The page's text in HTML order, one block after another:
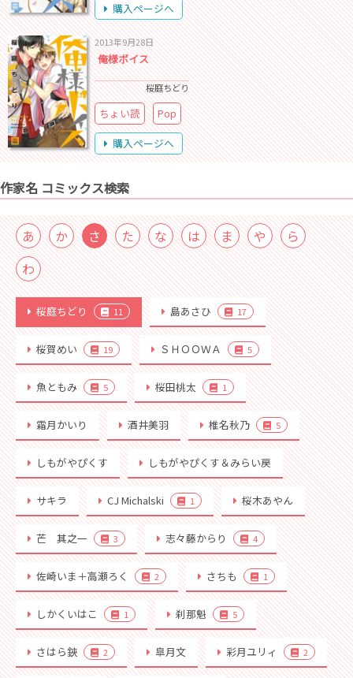
購入ページへ
2013年9月28日
俺様ボイス
桜庭ちどり
ちょい読
Pop
購入ページへ
作家名 コミックス検索
あ か さ た な は ま や
ら
わ
桜庭ちどり 11 島あさひ 17
桜賀めい 19 ＳＨＯＯＷＡ 5
魚ともみ 5 桜田桃太 1
霜月かいり 酒井美羽 椎名秋乃 5
しもがやぴくす しもがやぴくす＆みらい戻
サキラ CJ Michalski 1 桜木あやん
芒 其之一 3 志々藤からり 4
佐崎いま＋高瀬ろく 2 さちも 1
しかくいはこ 1 刹那魁 5
さはら鋏 2 皐月文 彩月ユリィ 2